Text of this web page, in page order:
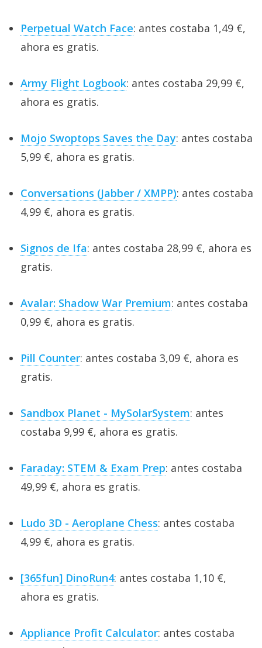
Perpetual Watch Face: antes costaba 1,49 €,
ahora es gratis.
Army Flight Logbook: antes costaba 29,99 €,
ahora es gratis.
Mojo Swoptops Saves the Day: antes costaba
5,99 €, ahora es gratis.
Conversations (Jabber / XMPP): antes costaba
4,99 €, ahora es gratis.
Signos de Ifa: antes costaba 28,99 €, ahora es
gratis.
Avalar: Shadow War Premium: antes costaba
0,99 €, ahora es gratis.
Pill Counter: antes costaba 3,09 €, ahora es
gratis.
Sandbox Planet - MySolarSystem: antes
costaba 9,99 €, ahora es gratis.
Faraday: STEM & Exam Prep: antes costaba
49,99 €, ahora es gratis.
Ludo 3D - Aeroplane Chess: antes costaba
4,99 €, ahora es gratis.
[365fun] DinoRun4: antes costaba 1,10 €,
ahora es gratis.
Appliance Profit Calculator: antes costaba